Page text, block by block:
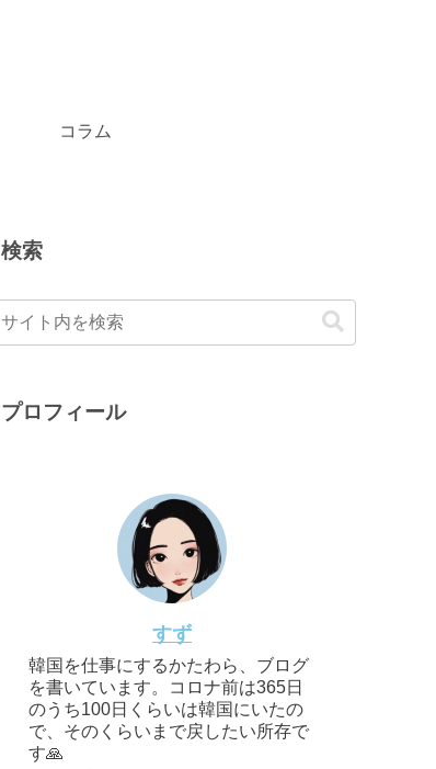
コラム
検索
プロフィール
すず
韓国を仕事にするかたわら、ブログ
を書いています。コロナ前は365日
のうち100日くらいは韓国にいたの
で、そのくらいまで戻したい所存で
す🙏